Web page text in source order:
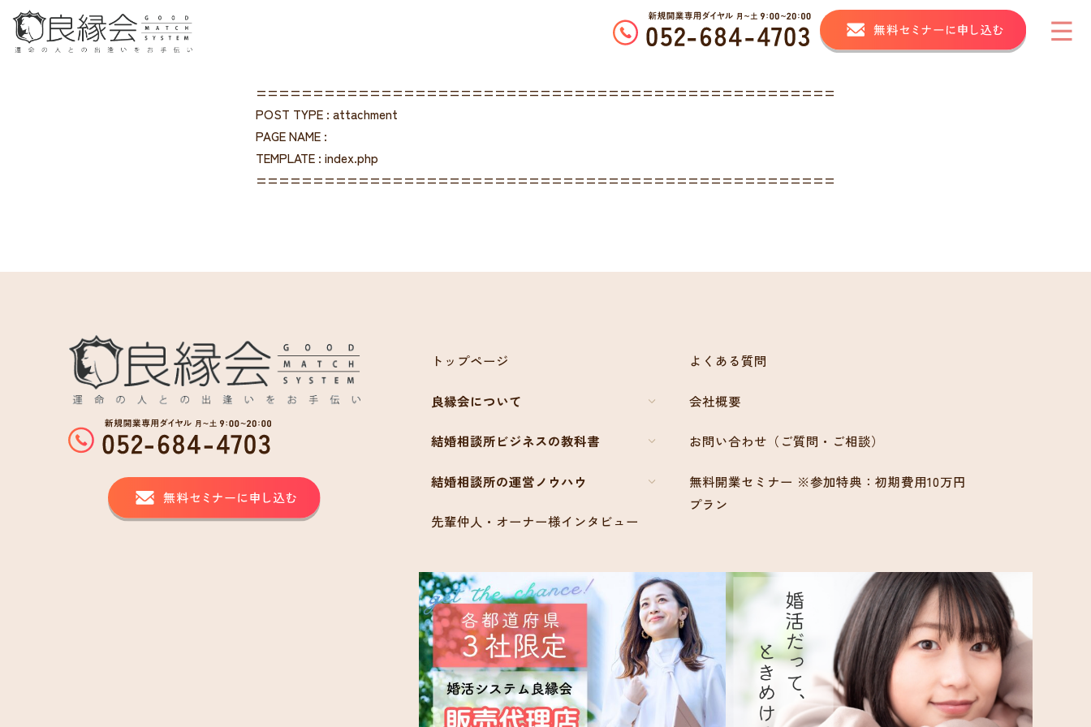
===================================================
POST TYPE : attachment
PAGE NAME :
TEMPLATE : index.php
===================================================
トップページ
良縁会について
結婚相談所ビジネスの教科書
結婚相談所の運営ノウハウ
先輩仲人・オーナー様インタビュー
よくある質問
会社概要
お問い合わせ（ご質問・ご相談）
無料開業セミナー ※参加特典：初期費用10万円
プラン